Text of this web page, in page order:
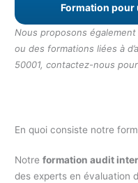
Formation pour
Nous proposons
ou des formations liées à
50001, contactez-nous
En quoi consiste notre
Notreformation audit
des experts en évaluation